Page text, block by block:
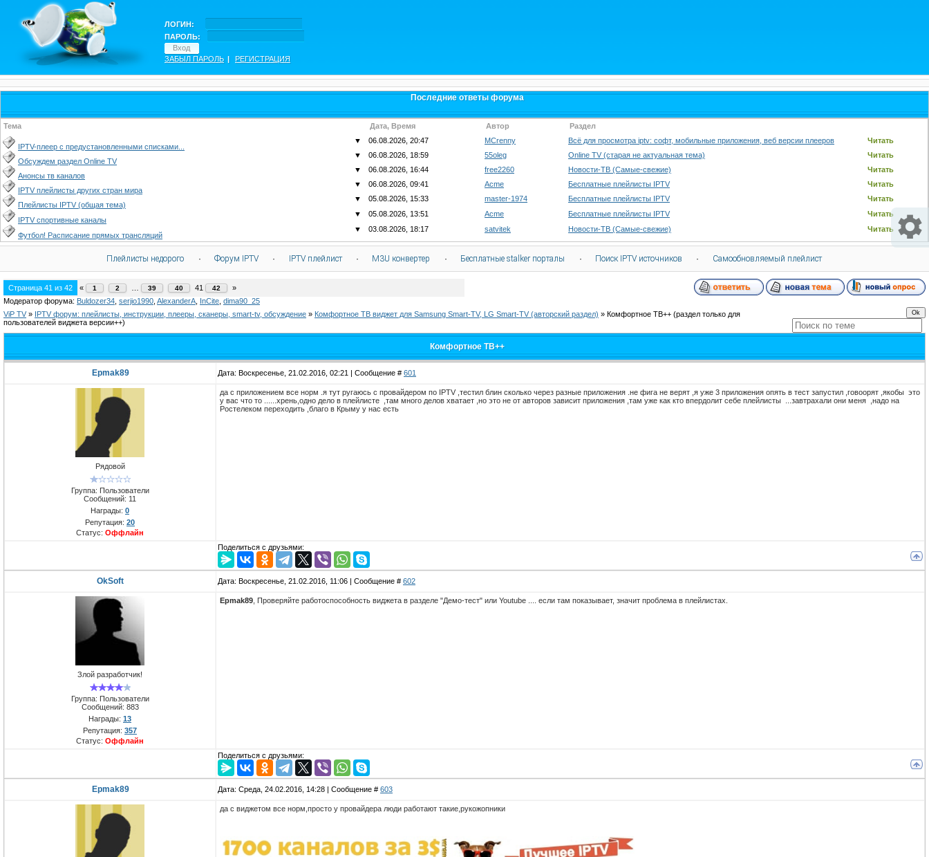
ЛОГИН:
ПАРОЛЬ:
ЗАБЫЛ ПАРОЛЬ | РЕГИСТРАЦИЯ
Последние ответы форума
Тема Дата, Время Автор Раздел
IPTV-плеер с предустановленными списками...
▼ 06.08.2026, 20:47 MCrenny Всё для просмотра iptv: софт, мобильные приложения, веб версии плееров Читать
Обсуждем раздел Online TV
▼ 06.08.2026, 18:59 55oleg Online TV (старая не актуальная тема) Читать
Анонсы тв каналов
▼ 06.08.2026, 16:44 free2260 Новости-ТВ (Самые-свежие) Читать
IPTV плейлисты других стран мира
▼ 06.08.2026, 09:41 Acme Бесплатные плейлисты IPTV Читать
Плейлисты IPTV (общая тема)
▼ 05.08.2026, 15:33 master-1974 Бесплатные плейлисты IPTV Читать
IPTV спортивные каналы
▼ 05.08.2026, 13:51 Acme Бесплатные плейлисты IPTV Читать
Футбол! Расписание прямых трансляций
▼ 03.08.2026, 18:17 satvitek Новости-ТВ (Самые-свежие) Читать
Плейлисты недорого · Форум IPTV · IPTV плейлист · M3U конвертер · Бесплатные stalker порталы · Поиск IPTV источников · Самообновляемый плейлист
Страница 41 из 42 « 1 2 39 40 41 42
»
Модератор форума: Buldozer34 serjio1990 AlexanderA InCite dima90_25
ViP TV » IPTV форум: плейлисты, инструкции, плееры, сканеры, smart-tv, обсуждение » Комфортное ТВ виджет для Samsung Smart-TV, LG Smart-TV (авторский раздел) » Комфортное ТВ++ (раздел только для
пользователей виджета версии++)
Комфортное ТВ++
Epmak89 Дата: Воскресенье, 21.02.2016, 02:21 | Сообщение # 601
Рядовой
Группа: Пользователи
Сообщений: 11
Награды: 0
Репутация: 20
Статус: Оффлайн
да с приложением все норм .я тут ругаюсь с провайдером по IPTV ,тестил блин сколько через разные приложения .не фига не верят ,я уже 3 приложения опять в тест запустил ,говоорят ,якобы это
у вас что то ......хрень,одно дело в плейлисте ,там много делов хватает ,но это не от авторов зависит приложения ,там уже как кто впердолит себе плейлисты ...завтрахали они меня ,надо на
Ростелеком переходить ,благо в Крыму у нас есть
Поделиться с друзьями:
OkSoft Дата: Воскресенье, 21.02.2016, 11:06 | Сообщение # 602
Злой разработчик!
Группа: Пользователи
Сообщений: 883
Награды: 13
Репутация: 357
Статус: Оффлайн
Epmak89 , Проверяйте работоспособность виджета в разделе "Демо-тест" или Youtube .... если там показывает, значит проблема в плейлистах.
Поделиться с друзьями:
Epmak89 Дата: Среда, 24.02.2016, 14:28 | Сообщение # 603
да с виджетом все норм,просто у провайдера люди работают такие,рукожопники